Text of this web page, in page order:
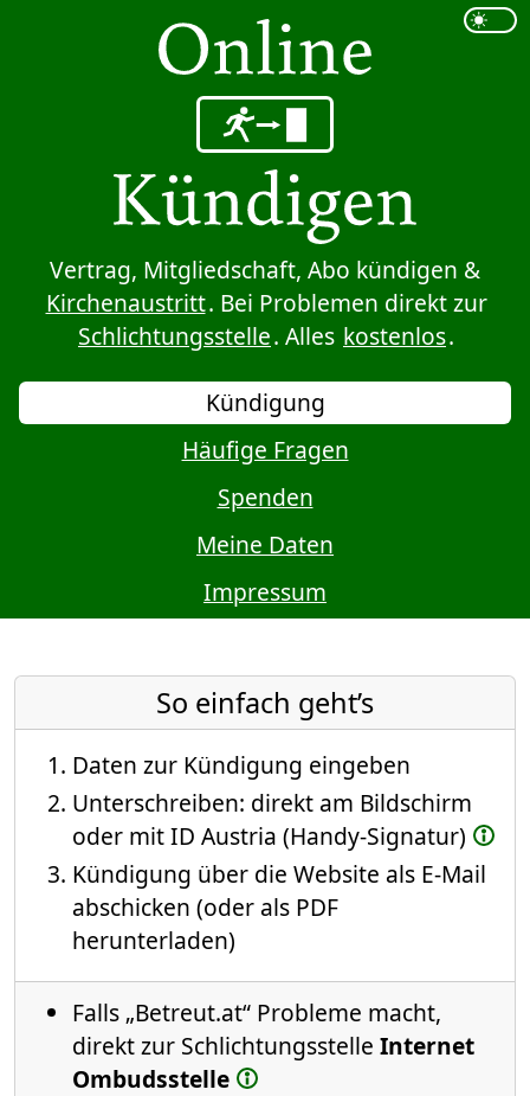
Sprung zum Inhalt
Vertrag, Mitgliedschaft, Abo kündigen &
Kirchenaustritt. Bei Problemen direkt zur
Schlichtungsstelle. Alles kostenlos.
Kündigung
Häufige Fragen
Spenden
Meine Daten
Impressum
So einfach geht’s
Daten zur Kündigung eingeben
Unterschreiben: direkt am Bildschirm
oder mit ID Austria (Handy-Signatur)
Kündigung über die Website als E-Mail
abschicken (oder als PDF
herunterladen)
Falls „Betreut.at“ Probleme macht,
direkt zur Schlichtungsstelle Internet
Ombudsstelle